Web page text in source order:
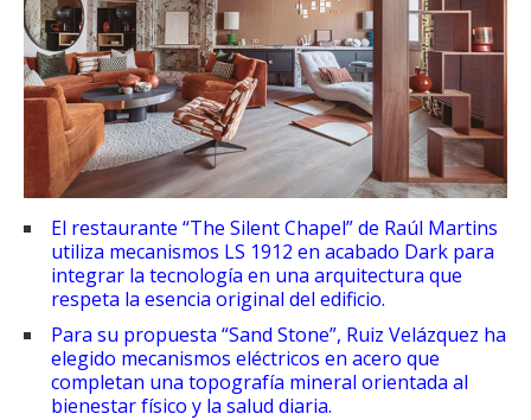
El restaurante “The Silent Chapel” de Raúl Martins
utiliza mecanismos LS 1912 en acabado Dark para
integrar la tecnología en una arquitectura que
respeta la esencia original del edificio.
Para su propuesta “Sand Stone”, Ruiz Velázquez ha
elegido mecanismos eléctricos en acero que
completan una topografía mineral orientada al
bienestar físico y la salud diaria.